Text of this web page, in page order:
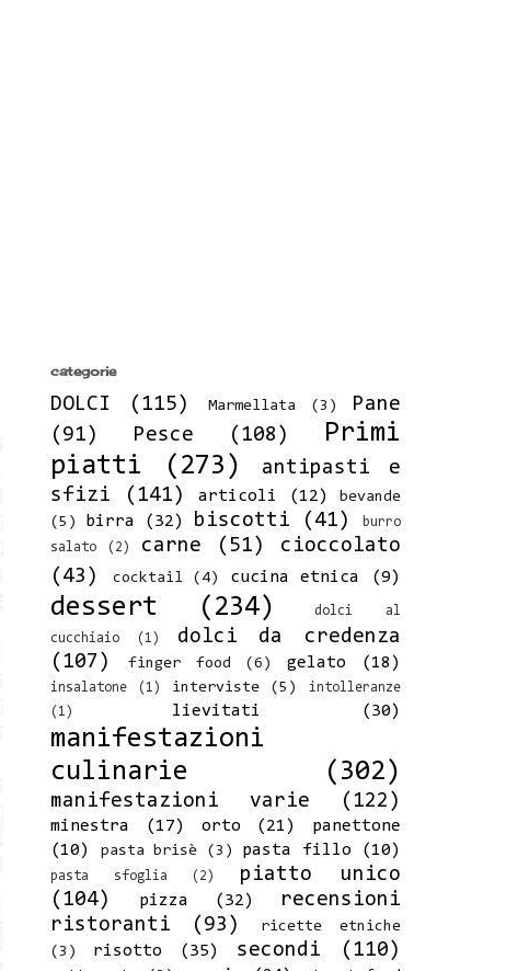
categorie
DOLCI (115) Marmellata (3)
Pane
(91)
Pesce (108)
Primi
piatti
(273)
antipasti e
sfizi
(141) articoli (12)
bevande
(5)
birra (32) biscotti (41)
burro
salato
(2) carne (51)
cioccolato
(43)
cocktail (4) cucina etnica (9)
dessert (234)
dolci al
cucchiaio
(1)
dolci da credenza
(107)
finger food (6) gelato (18)
insalatone (1) interviste (5)
intolleranze
(1)
lievitati (30)
manifestazioni
culinarie
(302)
manifestazioni varie (122)
minestra (17) orto (21)
panettone
(10)
pasta brisè (3) pasta fillo (10)
pasta sfoglia (2)
piatto unico
(104)
pizza (32)
recensioni
ristoranti
(93)
ricette etniche
(3)
risotto (35) secondi (110)